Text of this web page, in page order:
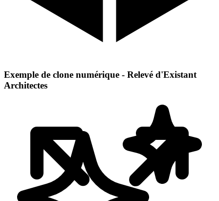
Exemple de clone numérique - Relevé d'Existant
Architectes